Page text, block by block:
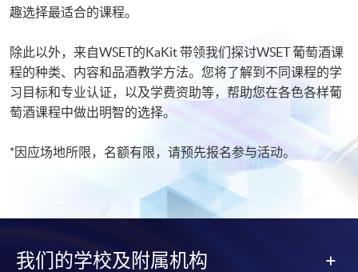
趣选择最适合的课程。
除此以外，来自WSET的KaKit 带领我们探讨WSET 葡萄酒课
程的种类、内容和品酒教学方法。您将了解到不同课程的学
习目标和专业认证，以及学费资助等，帮助您在各色各样葡
萄酒课程中做出明智的选择。
*因应场地所限，名额有限，请预先报名参与活动。
我们的学校及附属机构